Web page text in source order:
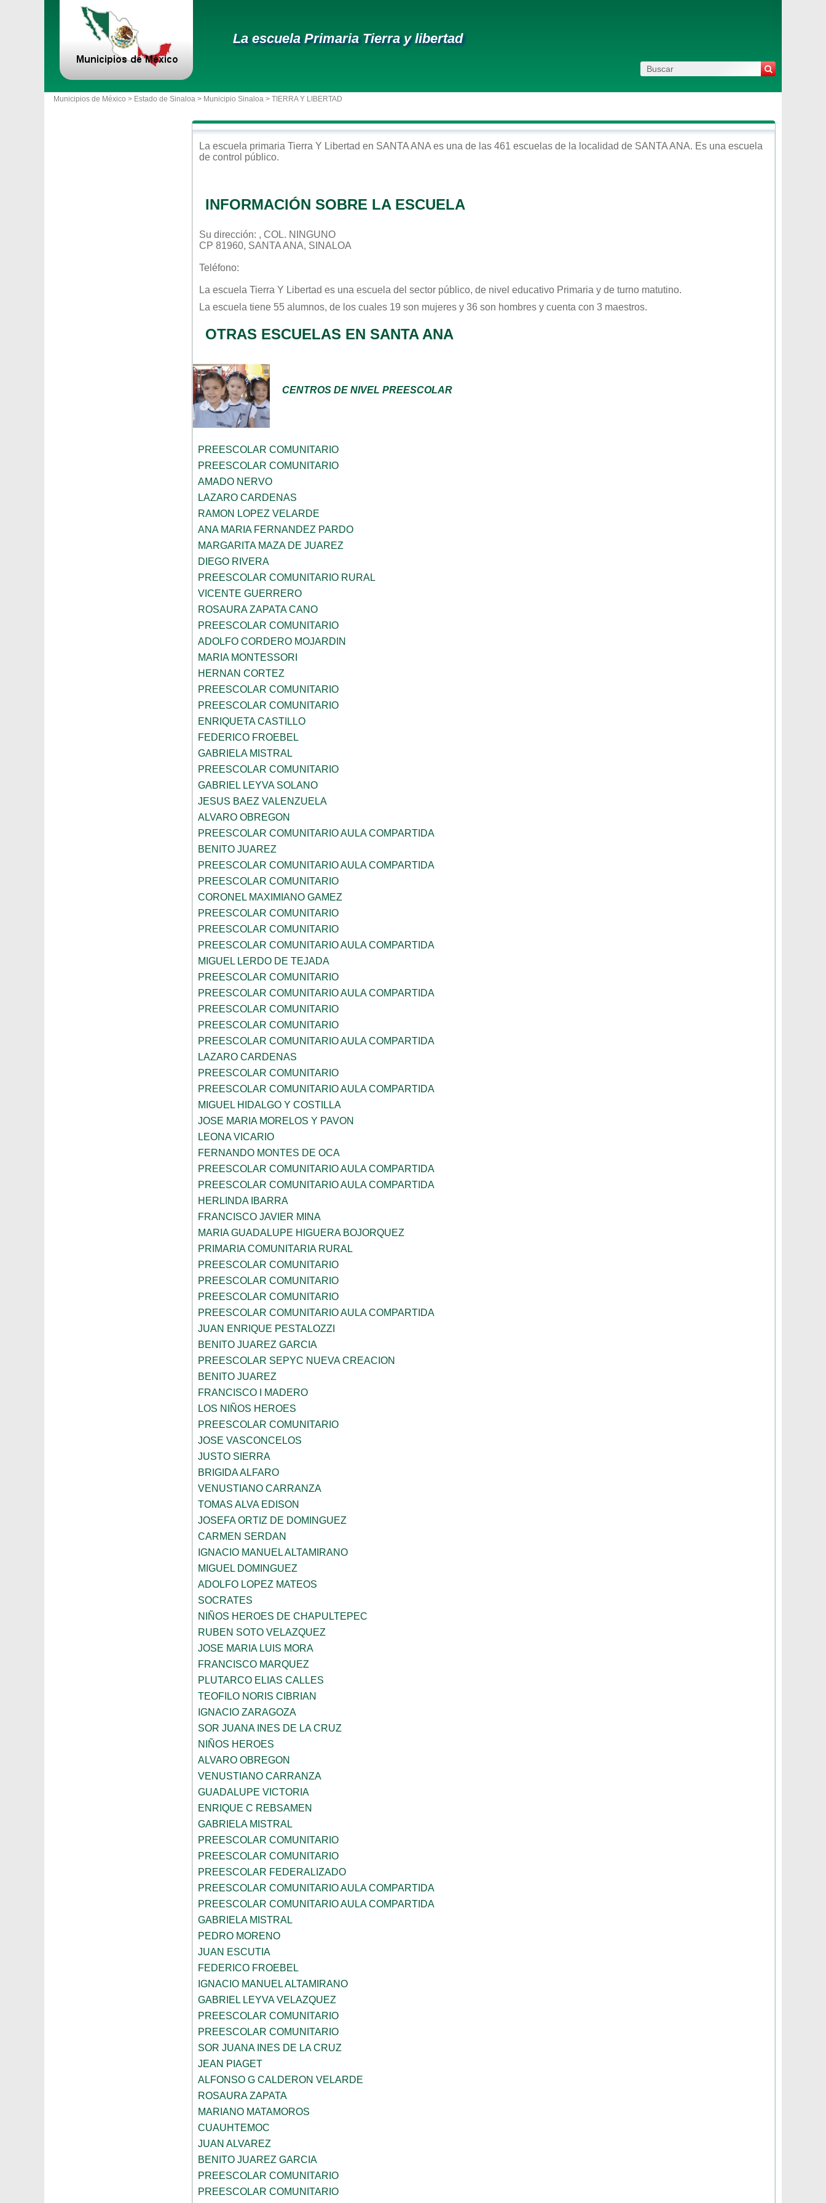
La escuela Primaria Tierra y libertad
Municipios de México > Estado de Sinaloa > Municipio Sinaloa > TIERRA Y LIBERTAD
La escuela primaria Tierra Y Libertad en SANTA ANA es una de las 461 escuelas de la localidad de SANTA ANA. Es una escuela
de control público.
INFORMACIÓN SOBRE LA ESCUELA
Su dirección: , COL. NINGUNO
CP 81960, SANTA ANA, SINALOA
Teléfono:
La escuela Tierra Y Libertad es una escuela del sector público, de nivel educativo Primaria y de turno matutino.
La escuela tiene 55 alumnos, de los cuales 19 son mujeres y 36 son hombres y cuenta con 3 maestros.
OTRAS ESCUELAS EN SANTA ANA
CENTROS DE NIVEL PREESCOLAR
PREESCOLAR COMUNITARIO
PREESCOLAR COMUNITARIO
AMADO NERVO
LAZARO CARDENAS
RAMON LOPEZ VELARDE
ANA MARIA FERNANDEZ PARDO
MARGARITA MAZA DE JUAREZ
DIEGO RIVERA
PREESCOLAR COMUNITARIO RURAL
VICENTE GUERRERO
ROSAURA ZAPATA CANO
PREESCOLAR COMUNITARIO
ADOLFO CORDERO MOJARDIN
MARIA MONTESSORI
HERNAN CORTEZ
PREESCOLAR COMUNITARIO
PREESCOLAR COMUNITARIO
ENRIQUETA CASTILLO
FEDERICO FROEBEL
GABRIELA MISTRAL
PREESCOLAR COMUNITARIO
GABRIEL LEYVA SOLANO
JESUS BAEZ VALENZUELA
ALVARO OBREGON
PREESCOLAR COMUNITARIO AULA COMPARTIDA
BENITO JUAREZ
PREESCOLAR COMUNITARIO AULA COMPARTIDA
PREESCOLAR COMUNITARIO
CORONEL MAXIMIANO GAMEZ
PREESCOLAR COMUNITARIO
PREESCOLAR COMUNITARIO
PREESCOLAR COMUNITARIO AULA COMPARTIDA
MIGUEL LERDO DE TEJADA
PREESCOLAR COMUNITARIO
PREESCOLAR COMUNITARIO AULA COMPARTIDA
PREESCOLAR COMUNITARIO
PREESCOLAR COMUNITARIO
PREESCOLAR COMUNITARIO AULA COMPARTIDA
LAZARO CARDENAS
PREESCOLAR COMUNITARIO
PREESCOLAR COMUNITARIO AULA COMPARTIDA
MIGUEL HIDALGO Y COSTILLA
JOSE MARIA MORELOS Y PAVON
LEONA VICARIO
FERNANDO MONTES DE OCA
PREESCOLAR COMUNITARIO AULA COMPARTIDA
PREESCOLAR COMUNITARIO AULA COMPARTIDA
HERLINDA IBARRA
FRANCISCO JAVIER MINA
MARIA GUADALUPE HIGUERA BOJORQUEZ
PRIMARIA COMUNITARIA RURAL
PREESCOLAR COMUNITARIO
PREESCOLAR COMUNITARIO
PREESCOLAR COMUNITARIO
PREESCOLAR COMUNITARIO AULA COMPARTIDA
JUAN ENRIQUE PESTALOZZI
BENITO JUAREZ GARCIA
PREESCOLAR SEPYC NUEVA CREACION
BENITO JUAREZ
FRANCISCO I MADERO
LOS NIÑOS HEROES
PREESCOLAR COMUNITARIO
JOSE VASCONCELOS
JUSTO SIERRA
BRIGIDA ALFARO
VENUSTIANO CARRANZA
TOMAS ALVA EDISON
JOSEFA ORTIZ DE DOMINGUEZ
CARMEN SERDAN
IGNACIO MANUEL ALTAMIRANO
MIGUEL DOMINGUEZ
ADOLFO LOPEZ MATEOS
SOCRATES
NIÑOS HEROES DE CHAPULTEPEC
RUBEN SOTO VELAZQUEZ
JOSE MARIA LUIS MORA
FRANCISCO MARQUEZ
PLUTARCO ELIAS CALLES
TEOFILO NORIS CIBRIAN
IGNACIO ZARAGOZA
SOR JUANA INES DE LA CRUZ
NIÑOS HEROES
ALVARO OBREGON
VENUSTIANO CARRANZA
GUADALUPE VICTORIA
ENRIQUE C REBSAMEN
GABRIELA MISTRAL
PREESCOLAR COMUNITARIO
PREESCOLAR COMUNITARIO
PREESCOLAR FEDERALIZADO
PREESCOLAR COMUNITARIO AULA COMPARTIDA
PREESCOLAR COMUNITARIO AULA COMPARTIDA
GABRIELA MISTRAL
PEDRO MORENO
JUAN ESCUTIA
FEDERICO FROEBEL
IGNACIO MANUEL ALTAMIRANO
GABRIEL LEYVA VELAZQUEZ
PREESCOLAR COMUNITARIO
PREESCOLAR COMUNITARIO
SOR JUANA INES DE LA CRUZ
JEAN PIAGET
ALFONSO G CALDERON VELARDE
ROSAURA ZAPATA
MARIANO MATAMOROS
CUAUHTEMOC
JUAN ALVAREZ
BENITO JUAREZ GARCIA
PREESCOLAR COMUNITARIO
PREESCOLAR COMUNITARIO